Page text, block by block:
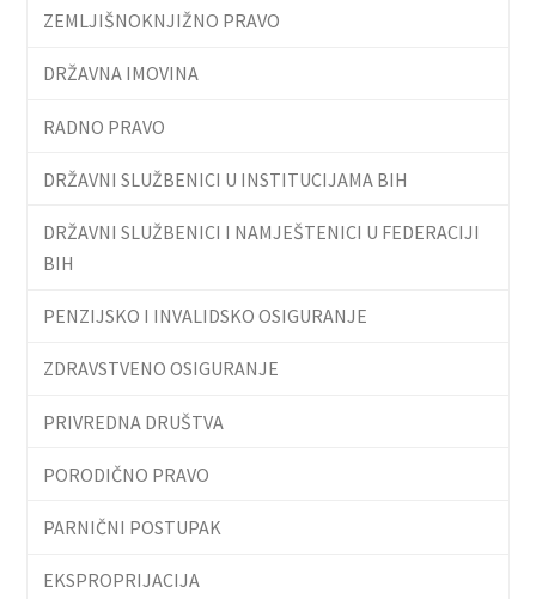
ZEMLJIŠNOKNJIŽNO PRAVO
DRŽAVNA IMOVINA
RADNO PRAVO
DRŽAVNI SLUŽBENICI U INSTITUCIJAMA BIH
DRŽAVNI SLUŽBENICI I NAMJEŠTENICI U FEDERACIJI
BIH
PENZIJSKO I INVALIDSKO OSIGURANJE
ZDRAVSTVENO OSIGURANJE
PRIVREDNA DRUŠTVA
PORODIČNO PRAVO
PARNIČNI POSTUPAK
EKSPROPRIJACIJA